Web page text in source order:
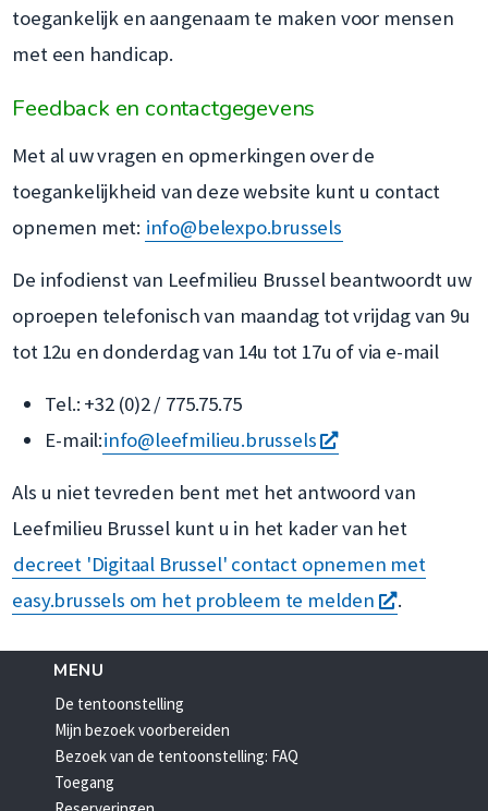
toegankelijk en aangenaam te maken voor mensen
met een handicap.
Feedback en contactgegevens
Met al uw vragen en opmerkingen over de
toegankelijkheid van deze website kunt u contact
opnemen met: info@belexpo.brussels
De infodienst van Leefmilieu Brussel beantwoordt uw
oproepen telefonisch van maandag tot vrijdag van 9u
tot 12u en donderdag van 14u tot 17u of via e-mail
Tel.: +32 (0)2 / 775.75.75
E-mail:info@leefmilieu.brussels
opent
Als u niet tevreden bent met het antwoord van
Leefmilieu Brussel kunt u in het kader van het
decreet 'Digitaal Brussel' contact opnemen met
easy.brussels om het probleem te melden
opent
.
MENU
De tentoonstelling
Mijn bezoek voorbereiden
Bezoek van de tentoonstelling: FAQ
Toegang